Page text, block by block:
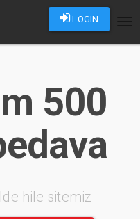
LOGIN
500
hile sitemiz